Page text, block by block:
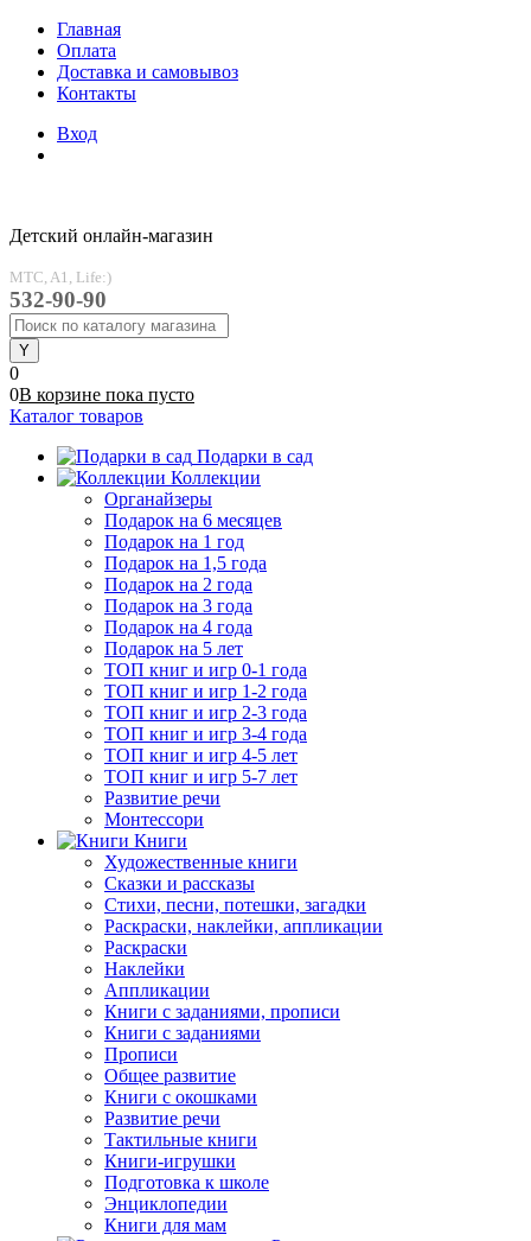
Главная
Оплата
Доставка и самовывоз
Контакты
Вход
Детский онлайн-магазин
MTC, A1, Life:)
532-90-90
0
0В корзине пока пусто
Каталог товаров
Подарки в сад
Коллекции
Органайзеры
Подарок на 6 месяцев
Подарок на 1 год
Подарок на 1,5 года
Подарок на 2 года
Подарок на 3 года
Подарок на 4 года
Подарок на 5 лет
ТОП книг и игр 0-1 года
ТОП книг и игр 1-2 года
ТОП книг и игр 2-3 года
ТОП книг и игр 3-4 года
ТОП книг и игр 4-5 лет
ТОП книг и игр 5-7 лет
Развитие речи
Монтессори
Книги
Художественные книги
Сказки и рассказы
Стихи, песни, потешки, загадки
Раскраски, наклейки, аппликации
Раскраски
Наклейки
Аппликации
Книги с заданиями, прописи
Книги с заданиями
Прописи
Общее развитие
Книги с окошками
Развитие речи
Тактильные книги
Книги-игрушки
Подготовка к школе
Энциклопедии
Книги для мам